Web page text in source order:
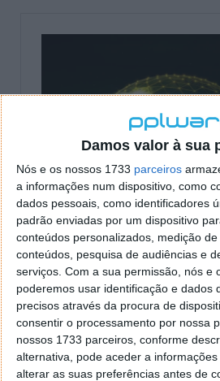
Damos valor à sua
Nós e os nossos 1733 parceiros
a informações num dispositivo, como
dados pessoais, como identificadores
padrão enviadas por um dispositivo
conteúdos personalizados, medição
conteúdos, pesquisa de audiências e
serviços. Com a sua permissão, nós e
poderemos usar identificação e dados
precisos através da procura de
consentir o processamento por nossa
nossos 1733 parceiros, conforme
alternativa, pode aceder a
alterar as suas preferências antes de